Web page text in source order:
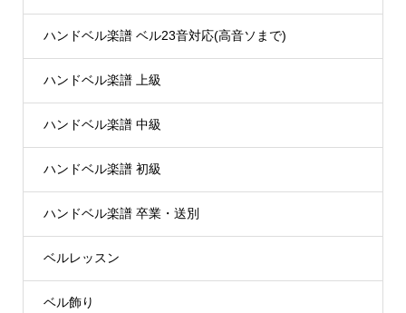
ハンドベル楽譜 ベル23音対応(高音ソまで)
ハンドベル楽譜 上級
ハンドベル楽譜 中級
ハンドベル楽譜 初級
ハンドベル楽譜 卒業・送別
ベルレッスン
ベル飾り